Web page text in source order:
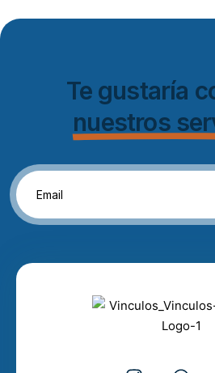
Te gustaría
nuestros